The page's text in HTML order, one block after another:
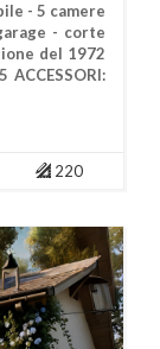
- 5 camere
- corte
del 1972
220